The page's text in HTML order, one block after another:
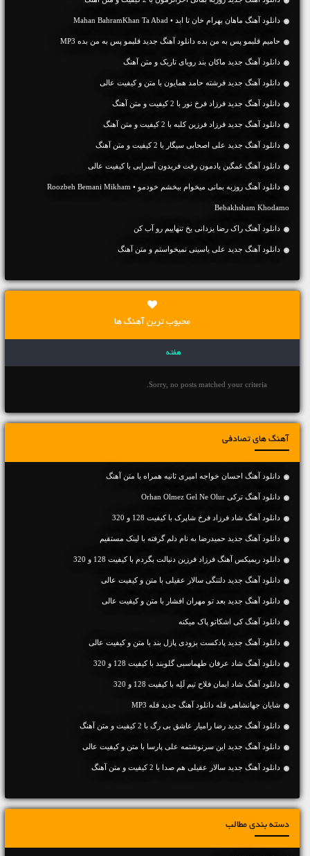
دانلود آهنگ ماهان بهرام خان تا ابد • Mahan BahramKhan Ta Abad
حامیم قلبمو پس به من بده دانلود آهنگ جدید قلبمو پس به من بده MP3
دانلود آهنگ جديد ماکان بند رویای تاریک و متن آهنگ
دانلود آهنگ جديد فرشته حامد همایون با متن و کیفیت عالی
دانلود آهنگ جديد فرزاد فرخ نور با 2 کیفیت و متن آهنگ
دانلود آهنگ جديد فرزاد فرزین کلبه با 2 کیفیت و متن آهنگ
دانلود آهنگ جديد علی اصحابی سیگار با 2 کیفیت و متن آهنگ
دانلود آهنگ غمگین یادمون رفت فریدون آسرایی با کیفیت عالی
دانلود آهنگ روزبه بمانی میخوام ببخشم خودمو • Roozbeh Bemani Mikham
Bebakhsham Khodamo
دانلود آهنگ راک رضا یزدانی یخ تنهاییم رو آب کن
دانلود آهنگ جديد علی یاسینی نمیخواستم و متن آهنگ
محبوب ترین آهنگ ها
هفته
Sorry, no posts matched your criteria.
آهنگ های تصادفی
دانلود آهنگ احسان خواجه امیری ثانیه همراه با متن آهنگ
دانلود آهنگ ترکی Orhan Olmez Gel Ne Olur
دانلود آهنگ شاد فرزاد فرخ شاپرک با کیفیت 128 و 320
دانلود آهنگ جديد حمیدرضا به نام دلم گرفته با لینک مستقیم
دانلود ریمیکس آهنگ فرزاد فرزین دنبالت بگردم با کیفیت 128 و 320
دانلود آهنگ جديد دلتنگی سالار عقیلی با متن و کیفیت عالی
دانلود آهنگ جديد بعد تو مهران افشار با متن و کیفیت عالی
دانلود آهنگ کی اشکاتو پاک میکنه
دانلود آهنگ جديد پادکست بزودی پازل بند با متن و کیفیت عالی
دانلود آهنگ شاد عرفان طهماسبی گلوبند با کیفیت 128 و 320
دانلود آهنگ شاد ایمان فلاح تیم لَلِ‍ه با کیفیت 128 و 320
شایان جهانشاهی قله دانلود آهنگ جدید قله MP3
دانلود آهنگ جديد رضا رامیار عاشق بی رگ با 2 کیفیت و متن آهنگ
دانلود آهنگ جديد این سرنوشتمه علی پارسا با متن و کیفیت عالی
دانلود آهنگ جديد سالار عقیلی هم صدا با 2 کیفیت و متن آهنگ
دسته بندی مطالب